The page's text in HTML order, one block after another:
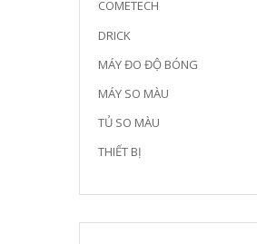
COMETECH
DRICK
MÁY ĐO ĐỘ BÓNG
MÁY SO MÀU
TỦ SO MÀU
THIẾT BỊ